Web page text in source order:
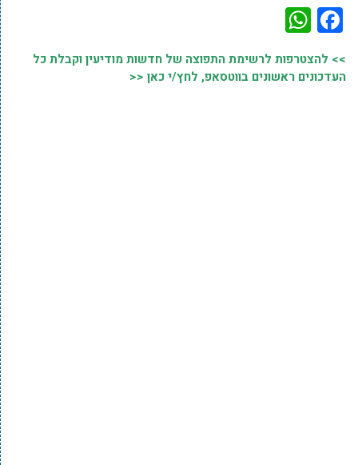
Facebook
>> להצטרפות לרשימת התפוצה של חדשות מודיעין וקבלת כל
העדכונים ראשונים בווטסאפ, לחץ/י כאן <<